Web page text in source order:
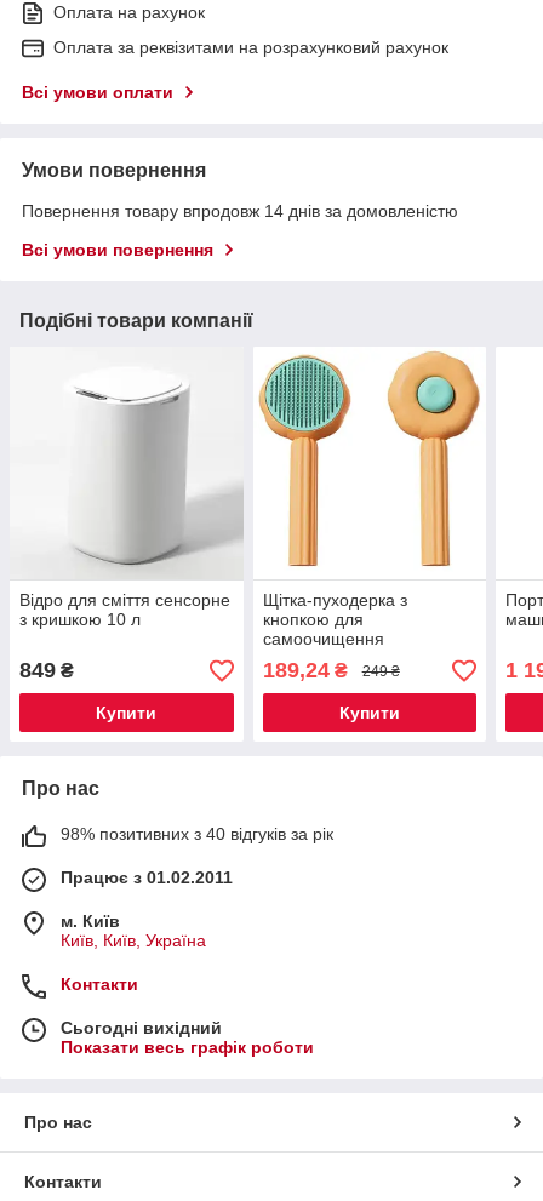
Оплата на рахунок
Оплата за реквізитами на розрахунковий рахунок
Всі умови оплати
Умови повернення
Повернення товару впродовж 14 днів за домовленістю
Всі умови повернення
Подібні товари компанії
Відро для сміття сенсорне
з кришкою 10 л
849 ₴
Купити
Щітка-пуходерка з
кнопкою для
самоочищення
189,24₴ 249 ₴
Купити
1
Про нас
98% позитивних з 40 відгуків за рік
Працює з 01.02.2011
м. Київ
Київ, Київ, Україна
Контакти
Сьогодні вихідний
Показати весь графік роботи
Про нас
Контакти